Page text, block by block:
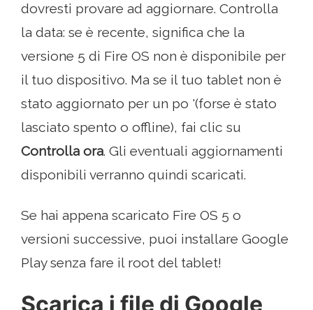
dovresti provare ad aggiornare. Controlla
la data: se è recente, significa che la
versione 5 di Fire OS non è disponibile per
il tuo dispositivo. Ma se il tuo tablet non è
stato aggiornato per un po '(forse è stato
lasciato spento o offline), fai clic su
Controlla ora. Gli eventuali aggiornamenti
disponibili verranno quindi scaricati.
Se hai appena scaricato Fire OS 5 o
versioni successive, puoi installare Google
Play senza fare il root del tablet!
Scarica i file di Google